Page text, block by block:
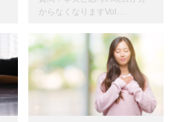
からなくなりますVol.…